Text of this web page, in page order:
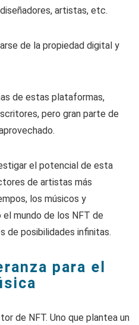
artistas, etc.
de la propiedad digital y
de estas plataformas,
pero gran parte de
el potencial de esta
de artistas más
los músicos y
mundo de los NFT de
de posibilidades infinitas.
para el
de NFT. Uno que plantea un